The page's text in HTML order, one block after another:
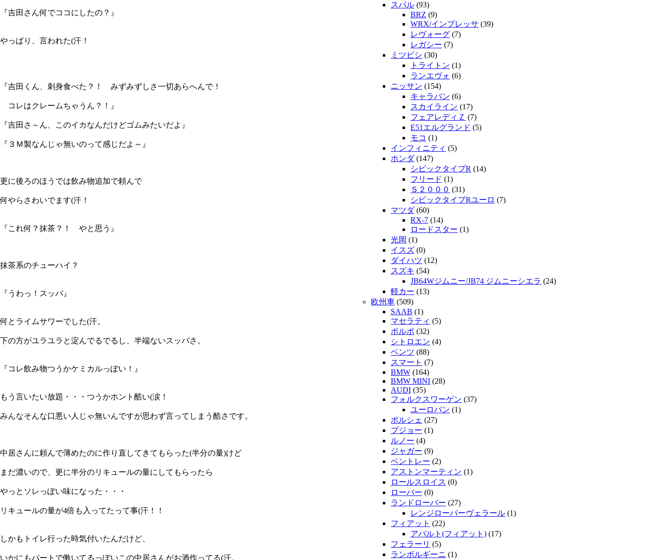
『吉田さん何でココにしたの？』
やっぱり、言われた(汗！
『吉田くん、刺身食べた？！ みずみずしさ一切あらへんで！
コレはクレームちゃうん？！』
『吉田さ～ん、このイカなんだけどゴムみたいだよ』
『３Ｍ製なんじゃ無いのって感じだよ～』
更に後ろのほうでは飲み物追加で頼んで
何やらさわいでます(汗！
『これ何？抹茶？！ やと思う』
抹茶系のチューハイ？
『うわっ！スッパ』
何とライムサワーでした(汗。
下の方がユラユラと淀んでるでるし、半端ないスッパさ。
『コレ飲み物つうかケミカルっぽい！』
もう言いたい放題・・・つうかホント酷い(涙！
みんなそんな口悪い人じゃ無いんですが思わず言ってしまう酷さです。
中居さんに頼んで薄めたのに作り直してきてもらった(半分の量)けど
まだ濃いので、更に半分のリキュールの量にしてもらったら
やっとソレっぽい味になった・・・
リキュールの量が4倍も入ってたって事(汗！！
しかもトイレ行った時気付いたんだけど、
いかにもパートで働いてるっぽいこの中居さんがお酒作ってる(汗。
スバル (93)
BRZ (9)
WRX/インプレッサ (39)
レヴォーグ (7)
レガシー (7)
ミツビシ (30)
トライトン (1)
ランエヴォ (6)
ニッサン (154)
キャラバン (6)
スカイライン (17)
フェアレディＺ (7)
E51エルグランド (5)
モコ (1)
インフィニティ (5)
ホンダ(147)
シビックタイプR (14)
フリード (1)
Ｓ２０００ (31)
シビックタイプRユーロ (7)
マツダ(60)
RX-7 (14)
ロードスター (1)
光岡 (1)
イスズ (0)
ダイハツ (12)
スズキ (54)
JB64Wジムニー/JB74 ジムニーシエラ (24)
軽カー (13)
欧州車 (509)
SAAB (1)
マセラティ (5)
ボルボ (32)
シトロエン (4)
ベンツ (88)
スマート (7)
BMW (164)
BMW MINI (28)
AUDI (35)
フォルクスワーゲン (37)
ユーロバン (1)
ポルシェ (27)
プジョー (1)
ルノー (4)
ジャガー (9)
ベントレー (2)
アストンマーティン (1)
ロールスロイス (0)
ローバー (0)
ランドローバー (27)
レンジローバーヴェラール (1)
フィアット (22)
アバルト(フィアット) (17)
フェラーリ (5)
ランボルギーニ (1)